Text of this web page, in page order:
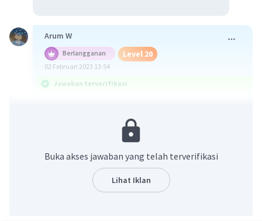
Arum W
Berlangganan Level 20
02 Februari 2023 13:54
Jawaban terverifikasi
Buka akses jawaban yang telah terverifikasi
Lihat Iklan